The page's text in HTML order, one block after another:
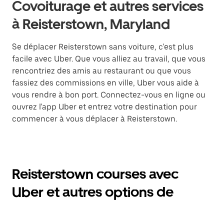
Covoiturage et autres services
à Reisterstown, Maryland
Se déplacer Reisterstown sans voiture, c'est plus
facile avec Uber. Que vous alliez au travail, que vous
rencontriez des amis au restaurant ou que vous
fassiez des commissions en ville, Uber vous aide à
vous rendre à bon port. Connectez-vous en ligne ou
ouvrez l'app Uber et entrez votre destination pour
commencer à vous déplacer à Reisterstown.
Reisterstown courses avec
Uber et autres options de